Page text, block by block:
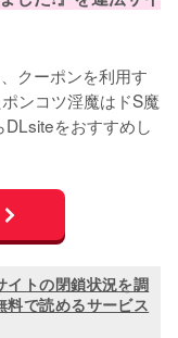
クーポンを利用す
ンコツ淫魔はドS魔
をおすすめし
イトの閉鎖状況を調
料で読めるサービス